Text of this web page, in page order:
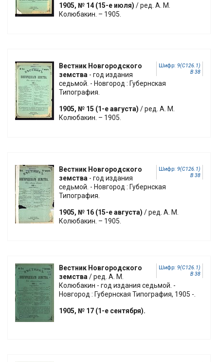
1905, № 14 (15-е июля) / ред. А. М.
Колюбакин. – 1905.
Шифр: 9(С126.1)
В 38
Вестник Новгородского
земства - год издания
седьмой. - Новгород : Губернская
Типография.
1905, № 15 (1-е августа) / ред. А. М.
Колюбакин. – 1905.
Шифр: 9(С126.1)
В 38
Вестник Новгородского
земства - год издания
седьмой. - Новгород : Губернская
Типография.
1905, № 16 (15-е августа) / ред. А. М.
Колюбакин. – 1905.
Шифр: 9(С126.1)
В 38
Вестник Новгородского
земства/ ред. А. М.
Колюбакин - год издания седьмой. -
Новгород : Губернская Типография, 1905 -.
1905, № 17 (1-е сентября).